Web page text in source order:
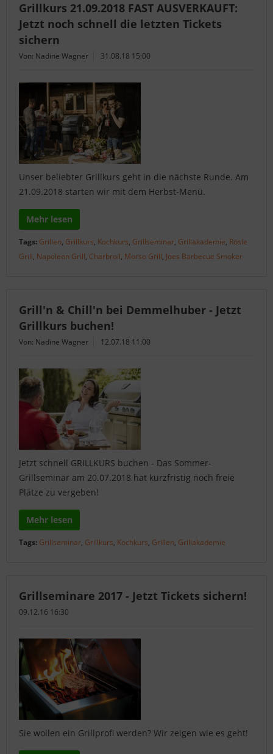
Grillkurs 21.09.2018 FAST AUSVERKAUFT:
Jetzt noch schnell die letzten Tickets
sichern
Von: Nadine Wagner 31.08.18 15:00
Unser beliebter Grillkurs geht in die nächste Runde. Am
21.09.2018 starten wir mit dem Herbst-Menü.
Mehr lesen
Tags: Grillen, Grillkurs, Kochkurs, Grillseminar, Grillakademie, Rösle
Grill, Napoleon Grill, Charbroil, Morso Grill, Joes Barbecue Smoker
Grill'n & Chill'n bei Demmelhuber - Jetzt
Grillkurs buchen!
Von: Nadine Wagner 12.07.18 11:00
Jetzt schnell GRILLKURS buchen - Das Sommer-
Grillseminar am 20.07.2018 hat kurzfristig noch freie
Plätze zu vergeben!
Mehr lesen
Tags: Grillseminar, Grillkurs, Kochkurs, Grillen, Grillakademie
Grillseminare 2017 - Jetzt Tickets sichern!
09.12.16 16:30
Sie wollen ein Grillprofi werden? Wir zeigen wie es geht!